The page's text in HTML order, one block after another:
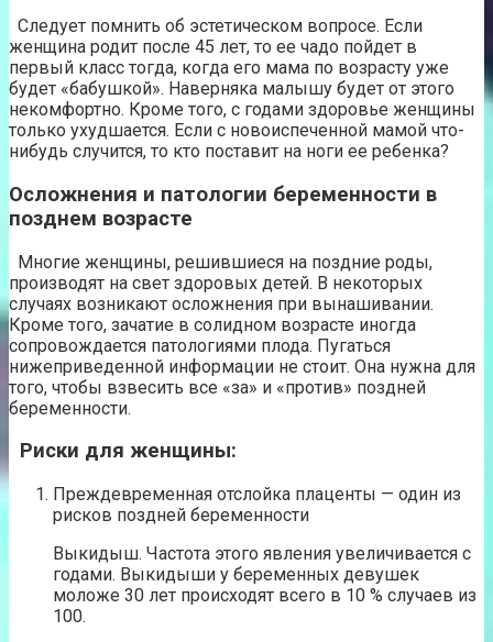
Следует помнить об эстетическом вопросе. Если
женщина родит после 45 лет, то ее чадо пойдет в
первый класс тогда, когда его мама по возрасту уже
будет «бабушкой». Наверняка малышу будет от этого
некомфортно. Кроме того, с годами здоровье женщины
только ухудшается. Если с новоиспеченной мамой что-
нибудь случится, то кто поставит на ноги ее ребенка?
Осложнения и патологии беременности в
позднем возрасте
Многие женщины, решившиеся на поздние роды,
производят на свет здоровых детей. В некоторых
случаях возникают осложнения при вынашивании.
Кроме того, зачатие в солидном возрасте иногда
сопровождается патологиями плода. Пугаться
нижеприведенной информации не стоит. Она нужна для
того, чтобы взвесить все «за» и «против» поздней
беременности.
Риски для женщины:
Преждевременная отслойка плаценты — один из
рисков поздней беременности
Выкидыш. Частота этого явления увеличивается с
годами. Выкидыши у беременных девушек
моложе 30 лет происходят всего в 10 % случаев из
100.